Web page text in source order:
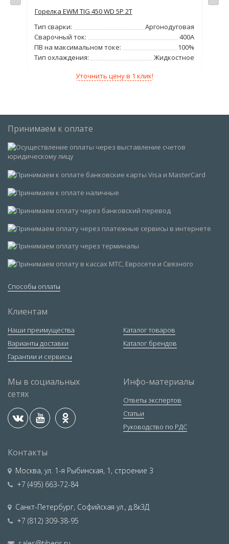
Горелка EWM TIG 450 WD 5P 2T
Тип сварки:
Аргонодуговая
Сварочный ток:
400А
ПВ на максимальном токе:
100%
Тип охлаждения:
Жидкостное
Уточнить цену в 1 клик!
Принимаем к оплате
Способы оплаты
Клиентам
Наши преимущества
Варианты доставки
Гарантии и сервисы
Каталог товаров
Каталог брендов
Мы в социальных
сетях
Инфо-материалы
Ответы экспертов
Статьи
Руководство по РДС
Контакты
Москва, ул. 1-я Рыбинская, 1, строение 3
+7 (495) 663-72-84
Санкт-Петербург, Софийская ул., д.8к3Д
+7 (812) 309-38-95